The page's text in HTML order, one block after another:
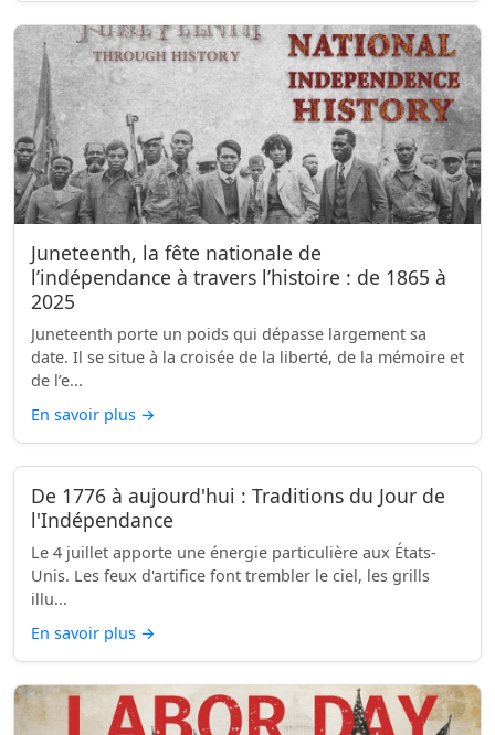
Juneteenth, la fête nationale de
l’indépendance à travers l’histoire : de 1865 à
2025
Juneteenth porte un poids qui dépasse largement sa
date. Il se situe à la croisée de la liberté, de la mémoire et
de l’e...
En savoir plus →
De 1776 à aujourd'hui : Traditions du Jour de
l'Indépendance
Le 4 juillet apporte une énergie particulière aux États-
Unis. Les feux d'artifice font trembler le ciel, les grills
illu...
En savoir plus →